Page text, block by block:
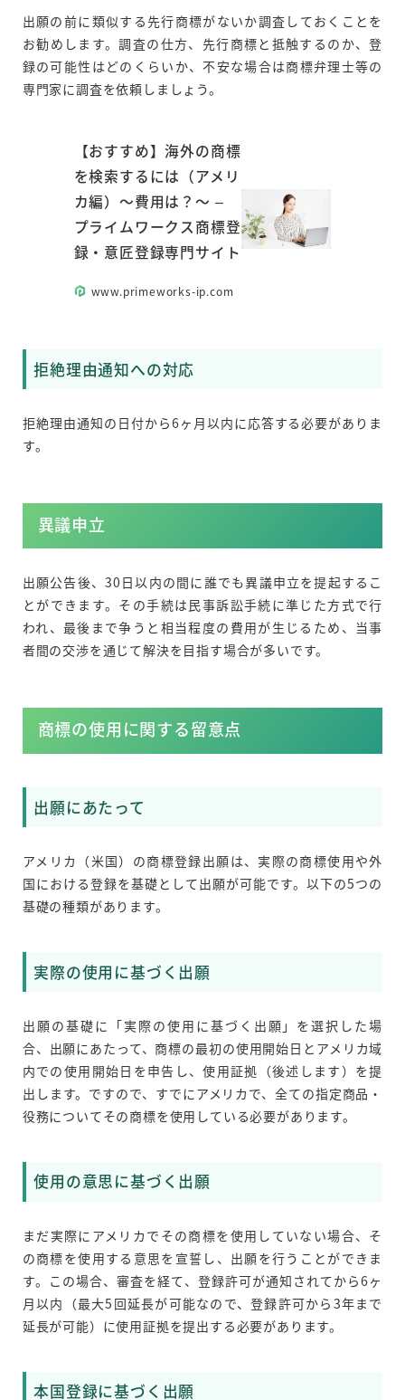
出願の前に類似する先行商標がないか調査しておくことを
お勧めします。調査の仕方、先行商標と抵触するのか、登
録の可能性はどのくらいか、不安な場合は商標弁理士等の
専門家に調査を依頼しましょう。
【おすすめ】海外の商標
を検索するには（アメリ
カ編）～費用は？～ –
プライムワークス商標登
録・意匠登録専門サイト
www.primeworks-ip.com
拒絶理由通知への対応
拒絶理由通知の日付から6ヶ月以内に応答する必要がありま
す。
異議申立
出願公告後、30日以内の間に誰でも異議申立を提起するこ
とができます。その手続は民事訴訟手続に準じた方式で行
われ、最後まで争うと相当程度の費用が生じるため、当事
者間の交渉を通じて解決を目指す場合が多いです。
商標の使用に関する留意点
出願にあたって
アメリカ（米国）の商標登録出願は、実際の商標使用や外
国における登録を基礎として出願が可能です。以下の5つの
基礎の種類があります。
実際の使用に基づく出願
出願の基礎に「実際の使用に基づく出願」を選択した場
合、出願にあたって、商標の最初の使用開始日とアメリカ域
内での使用開始日を申告し、使用証拠（後述します）を提
出します。ですので、すでにアメリカで、全ての指定商品・
役務についてその商標を使用している必要があります。
使用の意思に基づく出願
まだ実際にアメリカでその商標を使用していない場合、そ
の商標を使用する意思を宣誓し、出願を行うことができま
す。この場合、審査を経て、登録許可が通知されてから6ヶ
月以内（最大5回延長が可能なので、登録許可から3年まで
延長が可能）に使用証拠を提出する必要があります。
本国登録に基づく出願